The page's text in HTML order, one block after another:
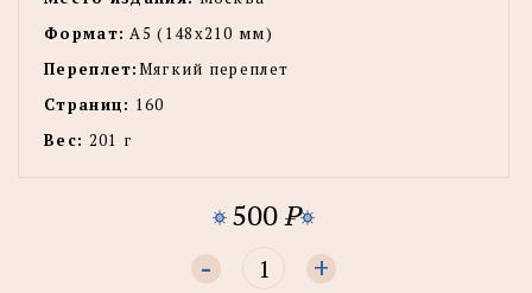
Формат: А5 (148x210 мм)
Переплет:Мягкий переплет
Страниц: 160
Вес: 201 г
500P
- +